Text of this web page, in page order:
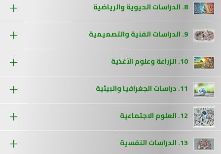
8. الدراسات الحيوية والرياضية
9. الدراسات الفنية والتصميمية
10. الزراعة وعلوم الأغذية
11. دراسات الجغرافيا والبيئية
12. العلوم الاجتماعية
13. الدراسات النفسية